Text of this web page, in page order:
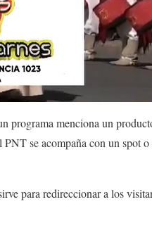
programa menciona un
se acompaña con un spot
para redireccionar a los